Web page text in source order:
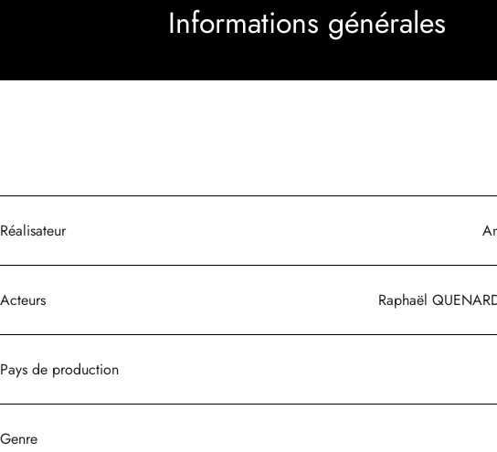
Informations générales
Réalisateur
Acteurs Raphaël
Pays de production
Genre